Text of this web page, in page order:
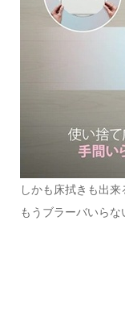
しかも床拭きも出来
もうブラーバいらな